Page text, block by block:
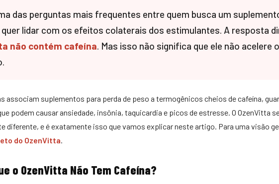
das perguntas mais frequentes entre quem busca um
quer lidar com os efeitos colaterais dos estimulantes. A resposta
não contém cafeína. Mas isso não significa que ele não acelere
associam suplementos para perda de peso a termogênicos cheios de cafeína,
podem causar ansiedade, insônia, taquicardia e picos de estresse. O OzenVitta
diferente, e é exatamente isso que vamos explicar neste artigo. Para uma visão
do OzenVitta.
o OzenVitta Não Tem Cafeína?